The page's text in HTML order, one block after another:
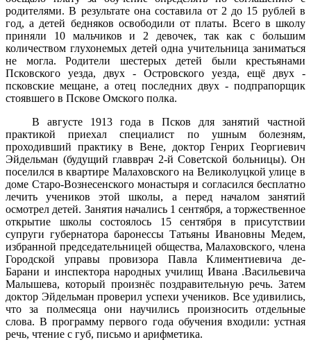
родителями. В результате она составила от 2 до 15 рублей в
год, а детей бедняков освободили от платы. Всего в школу
приняли 10 мальчиков и 2 девочек, так как с большим
количеством глухонемых детей одна учительница заниматься
не могла. Родители шестерых детей были крестьянами
Псковского уезда, двух - Островского уезда, ещё двух -
псковские мещане, а отец последних двух - подпрапорщик
стоявшего в Пскове Омского полка.
В августе 1913 года в Псков для занятий частной
практикой приехал специалист по ушным болезням,
проходивший практику в Вене, доктор Генрих Георгиевич
Эйдельман (будущий главврач 2-й Советской больницы). Он
поселился в квартире Малаховского на Великолуцкой улице в
доме Старо-Вознесенского монастыря и согласился бесплатно
лечить учеников этой школы, а перед началом занятий
осмотрел детей. Занятия начались 1 сентября, а торжественное
откры­тие школы состоялось 15 сентября в присутствии
супруги губернатора баронессы Татьяны Ивановны Медем,
избранной председательницей общества, Малаховского, члена
Городской управы провизора Павла Климентиевича де-
Барани и инспектора народных училищ Ивана .Васильевича
Малышева, который произнёс поздравительную речь. Затем
доктор Эйдельман проверил успехи учеников. Все удивились,
что за полмесяца они научились произносить отдельные
слова. В программу первого года обучения входили: устная
речь, чтение с губ, письмо и арифметика.